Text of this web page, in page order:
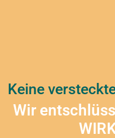
Keine
Wir